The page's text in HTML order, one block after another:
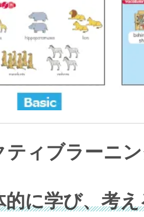
ティブラーニ
的に学び、考